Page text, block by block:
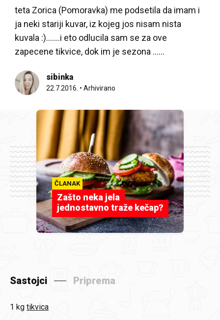
teta Zorica (Pomoravka) me podsetila da imam i
ja neki stariji kuvar, iz kojeg jos nisam nista
kuvala :).......i eto odlucila sam se za ove
zapecene tikvice, dok im je sezona ......
sibinka
22.7.2016. • Arhivirano
ČLANAK
Zašto neka jela
jednostavno traže kečap?
Sastojci Priprema
1 kg tikvica